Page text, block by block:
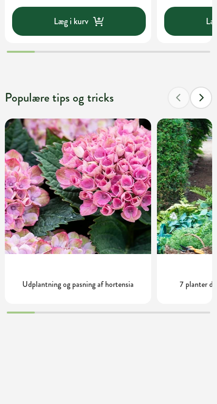
Læg i kurv
Populære tips og tricks
Udplantning og pasning af hortensia 7 planter